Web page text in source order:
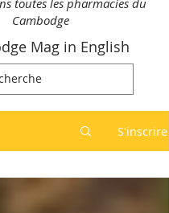
toutes les pharmacies du
Cambodge
Mag in English
S'inscrire